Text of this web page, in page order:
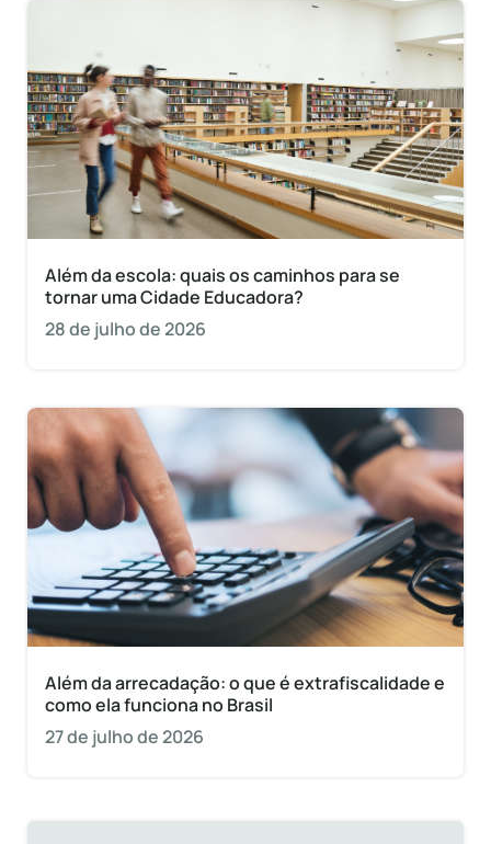
Além da escola: quais os caminhos para se
tornar uma Cidade Educadora?
28 de julho de 2026
Além da arrecadação: o que é extrafiscalidade e
como ela funciona no Brasil
27 de julho de 2026